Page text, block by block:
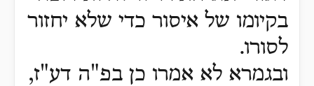
בקיומו של איסור כדי שלא יחזור
לסורו.
ובגמרא לא אמרו כן בפ"ה דע"ז,